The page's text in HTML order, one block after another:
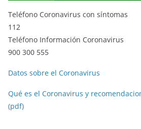
Teléfono Coronavirus con síntomas
112
Teléfono Información Coronavirus
900 300 555
Datos sobre el Coronavirus
Qué es el Coronavirus y
(pdf)